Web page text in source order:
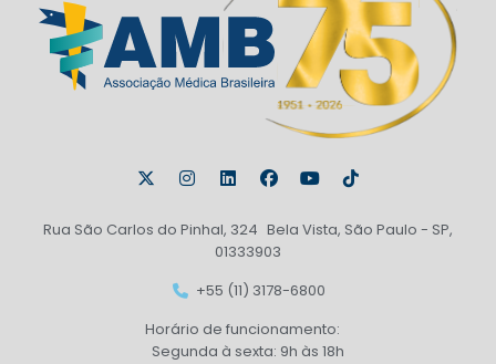
Rua São Carlos do Pinhal, 324 Bela Vista, São Paulo - SP,
01333903
+55 (11) 3178-6800
Horário de funcionamento:
Segunda à sexta: 9h às 18h